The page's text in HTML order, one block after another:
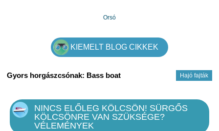
Orsó
KIEMELT BLOG CIKKEK
Hajó fajták
Gyors horgászcsónak: Bass boat
NINCS ELŐLEG KÖLCSÖN! SÜRGŐS
KÖLCSÖNRE VAN SZÜKSÉGE?
VÉLEMÉNYEK